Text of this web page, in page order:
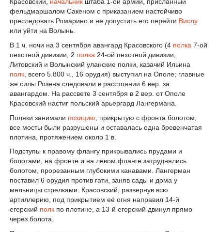
фельдмаршалом Сакеном с приказанием настойчиво
преследовать Ромарино и не допустить его перейти Вислу
или уйти на Волынь.
В 1 ч. ночи на 3 сентября авангард Красовского (4 полка 7-ой
пехотной дивизии, 2 полка 24-ой пехотной дивизии,
Литовский и Волынский уланские полки, казачий Ильина
полк , всего 5.800 ч., 16 орудия) выступил на Ополе; главные
же силы Розена следовали в расстоянии 6 вер. за
авангардом. На рассвете 3 сентября в 2 вер. от Ополе
Красовский настиг польский арьергард Лангермана.
Поляки занимали позицию , прикрытую с фронта болотом;
все мосты были разрушены и оставалась одна бревенчатая
плотина, протяжением около 1 в.
Подступы к правому флангу прикрывались прудами и
болотами, на фронте и на левом фланге затруднялись
болотом, прорезанным глубокими канавами. Лангерман
поставил 6 орудия против гати, заняв сады и дома у
мельницы стрелками. Красовский, развернув всю
артиллерию, под прикрытием её огня направил 14-й
егерский полк по плотине, а 13-й егерский двинул прямо
через болота.